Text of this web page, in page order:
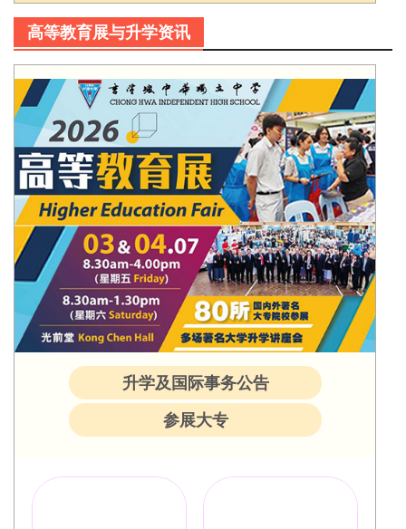
高等教育展与升学资讯
升学及国际事务公告
参展大专